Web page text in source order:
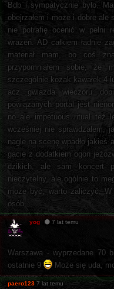
Bdb i sympatycznie było.
obejrzałem i może i dobre ale
nie potrafię ocenić w pełni
wrażeń. AD całkiem ładnie
materiał mam, bo coś
przypomniałem sobie, że
szczególnie kozak kawałek 4
acz gwiazda wieczoru
powiązanych portal jest
no ale impetuous ritual też
wcześniej nie sprawdzałem,
nagle na scenę wpadło jakieś
gacie z dodatkiem ogon
dzikich, ale sam koncert
nieczytelny, ale ogólnie to
może być, warto zaliczyć.
osób
yog 7 lat temu
Warszawa - wyprzedane 70
ostatnie 9
Może się uda,
paero123 7 lat temu